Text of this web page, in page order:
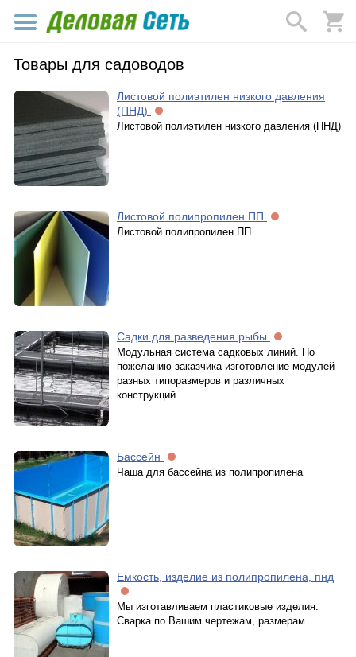
Товары для садоводов
Листовой полиэтилен низкого давления
(ПНД)
Листовой полиэтилен низкого давления (ПНД)
Листовой полипропилен ПП
Листовой полипропилен ПП
Садки для разведения рыбы
Модульная система садковых линий. По
пожеланию заказчика изготовление модулей
разных типоразмеров и различных
конструкций.
Бассейн
Чаша для бассейна из полипропилена
Емкость, изделие из полипропилена, пнд
Мы изготавливаем пластиковые изделия.
Сварка по Вашим чертежам, размерам